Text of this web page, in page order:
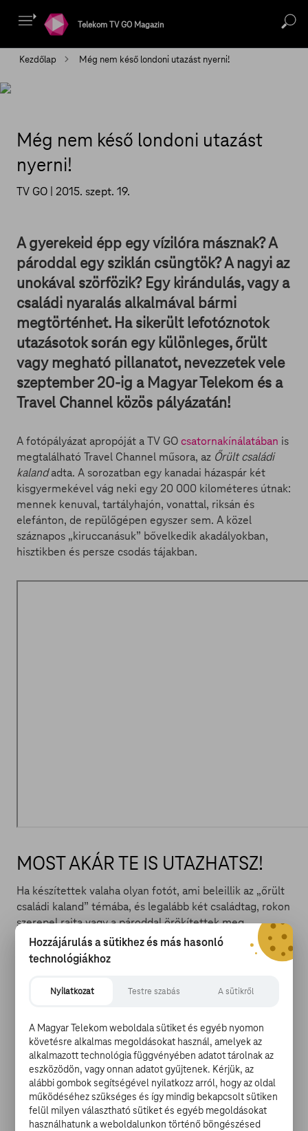
Telekom TV GO Magazin
Kezdőlap Még nem késő londoni utazást nyerni!
Még nem késő londoni utazást
nyerni!
TV GO | 2015. szept. 19.
A gyerekeid épp egy vízilóra másznak? A
pároddal egy sziklán csüngtök? A nagyi az
unokával szörfözik? Egy kirándulás, vagy a
családi nyaralás alkalmával bármi
megtörténhet. Ha sikerült lefotóznotok
utazásotok során egy különleges, őrült
vagy megható pillanatot, nevezzetek vele
szeptember 20-ig a Magyar Telekom és a
Travel Channel közös pályázatán!
A fotópályázat apropóját a TV GO csatornakínálatában is
megtalálható Travel Channel műsora, az Őrült családi
kalandadta. A sorozatban egy kanadai házaspár két
kisgyermekével vág neki egy 20 000 kilométeres útnak:
mennek kenuval, tartályhajón, vonattal, riksán és
elefánton, de repülőgépen egyszer sem. A közel
száznapos „kiruccanásuk” bővelkedik akadályokban,
hisztikben és persze csodás tájakban.
MOST AKÁR TE IS UTAZHATSZ!
Ha készítettek valaha olyan fotót, ami beleillik az „őrült
családi kaland” témába, és legalább két családtag, rokon
szerepel rajta vagy a pároddal örökítettek meg,
töltsétek fel szeptember 1. és szeptember 20. között a
publikus Instagram oldalatokra #telekomtravel
elsősorban, hanem az egyedi jelenet, a különleges
A beérkezett fotókat egy négytagú zsűri bírálja el,
köztük Geszti Péter, az OKEGO kreatív igazgatója és Biró
Virág fotós (VirgArt). A zsűri által legjobbnak ítélt fotó
beküldője egy háromnapos családi londoni utazást nyer
repülőjeggyel, szállással és családi programokkal.
Hozzájárulás a sütikhez és más hasonló
technológiákhoz
Nyilatkozat Testre szabás A sütikről
A Magyar Telekom weboldala sütiket és egyéb nyomon
követésre alkalmas megoldásokat használ, amelyek az
alkalmazott technológia függvényében adatot tárolnak az
eszközödön, vagy onnan adatot gyűjtenek. Kérjük, az
alábbi gombok segítségével nyilatkozz arról, hogy az oldal
működéséhez szükséges és így mindig bekapcsolt sütiken
felül milyen választható sütiket és egyéb megoldásokat
használhatunk a weboldalunkon történő böngészésed